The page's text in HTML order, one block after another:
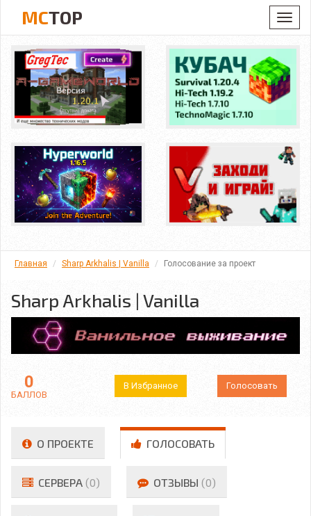
MCTOP
Главная Sharp Arkhalis | Vanilla Голосование за проект
Sharp Arkhalis | Vanilla
0
БАЛЛОВ
В Избранное Голосовать
О ПРОЕКТЕ ГОЛОСОВАТЬ
СЕРВЕРА (0) ОТЗЫВЫ (0)